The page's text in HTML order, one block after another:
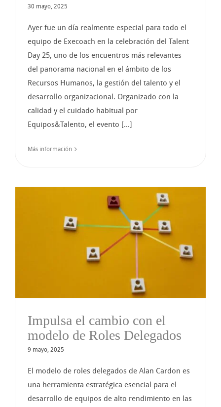
30 mayo, 2025
Ayer fue un día realmente especial para todo el
equipo de Execoach en la celebración del Talent
Day 25, uno de los encuentros más relevantes
del panorama nacional en el ámbito de los
Recursos Humanos, la gestión del talento y el
desarrollo organizacional. Organizado con la
calidad y el cuidado habitual por
Equipos&Talento, el evento [...]
Más información
Impulsa el cambio con el
modelo de Roles Delegados
9 mayo, 2025
El modelo de roles delegados de Alan Cardon es
una herramienta estratégica esencial para el
desarrollo de equipos de alto rendimiento en las